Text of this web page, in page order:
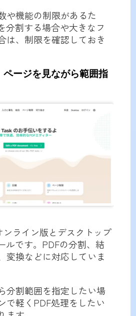
や機能の制限があるた
分割する場合や大きなフ
は、制限を確認しておき
ページを見ながら範囲指
ンライン版とデスクトップ
ルです。PDFの分割、結
変換などに対応していま
分割範囲を指定したい場
で軽くPDF処理をしたい